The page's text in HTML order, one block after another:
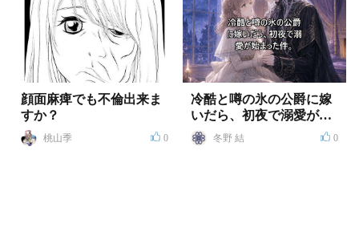
顔面麻痺でも不倫出来ま
すか？
桃山季 0
冷酷と噂の氷の公爵に嫁
いだら、初夜で溺愛が始
まった件
冬野 結 0